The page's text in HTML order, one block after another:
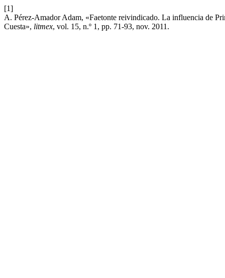
[1]
A. Pérez-Amador Adam, «Faetonte reivindicado. La influencia de
Cuesta», litmex, vol. 15, n.º 1, pp. 71-93, nov. 2011.